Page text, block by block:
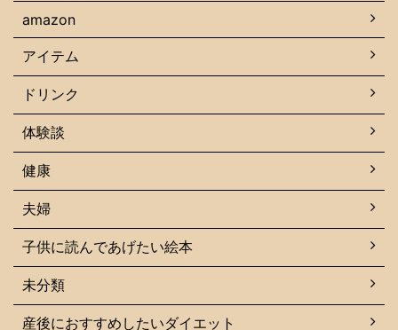
amazon
アイテム
ドリンク
体験談
健康
夫婦
子供に読んであげたい絵本
未分類
産後におすすめしたいダイエット